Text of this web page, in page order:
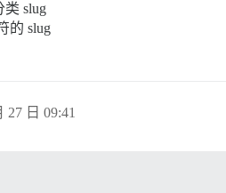
slug
的 slug
27 日 09:41